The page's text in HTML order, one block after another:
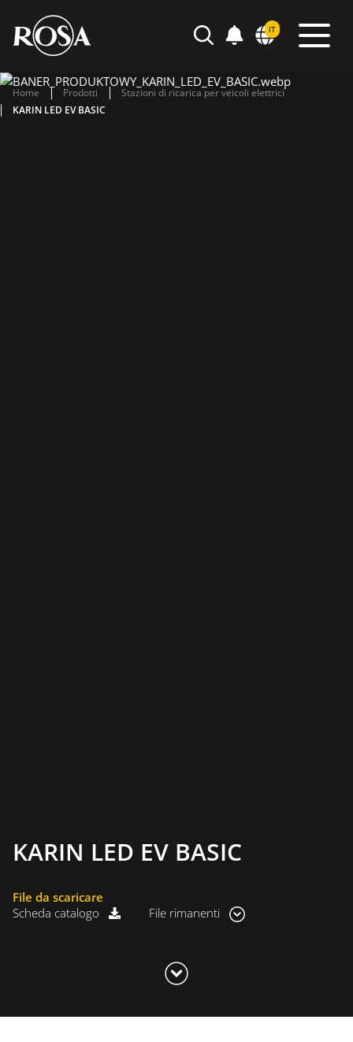
SEARCH POWIADOMIENIA
IT
KARIN LED EV BASIC
File da scaricare
Scheda catalogo
File rimanenti
Home Prodotti
Stazioni di ricarica per veicoli elettrici
KARIN LED EV BASIC